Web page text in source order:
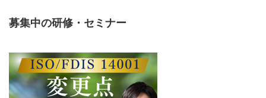
募集中の研修・セミナー